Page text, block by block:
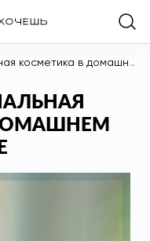
в домашнем уходе